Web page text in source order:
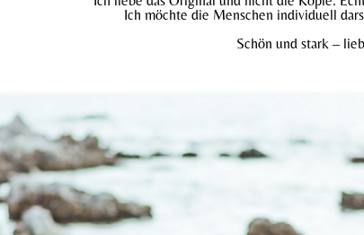
Ich möchte die Menschen individuell
Schön und stark –